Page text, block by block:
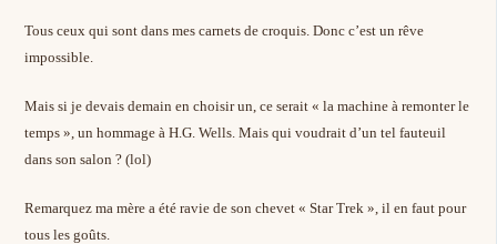
Tous ceux qui sont dans mes carnets de croquis. Donc c’est un rêve
impossible.
Mais si je devais demain en choisir un, ce serait « la machine à remonter le
temps », un hommage à H.G. Wells. Mais qui voudrait d’un tel fauteuil
dans son salon ? (lol)
Remarquez ma mère a été ravie de son chevet « Star Trek », il en faut pour
tous les goûts.